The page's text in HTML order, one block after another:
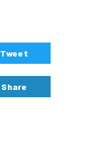
Tweet
Share